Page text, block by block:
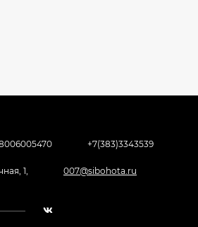
+7(383)3343539
1,
007@sibohota.ru